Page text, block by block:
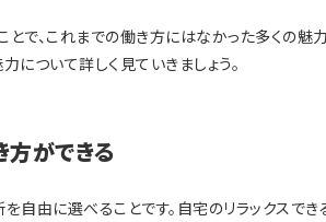
で、これまでの働き方にはなかった多くの魅
について詳しく見ていきましょう。
ができる
自由に選べることです。自宅のリラックスで